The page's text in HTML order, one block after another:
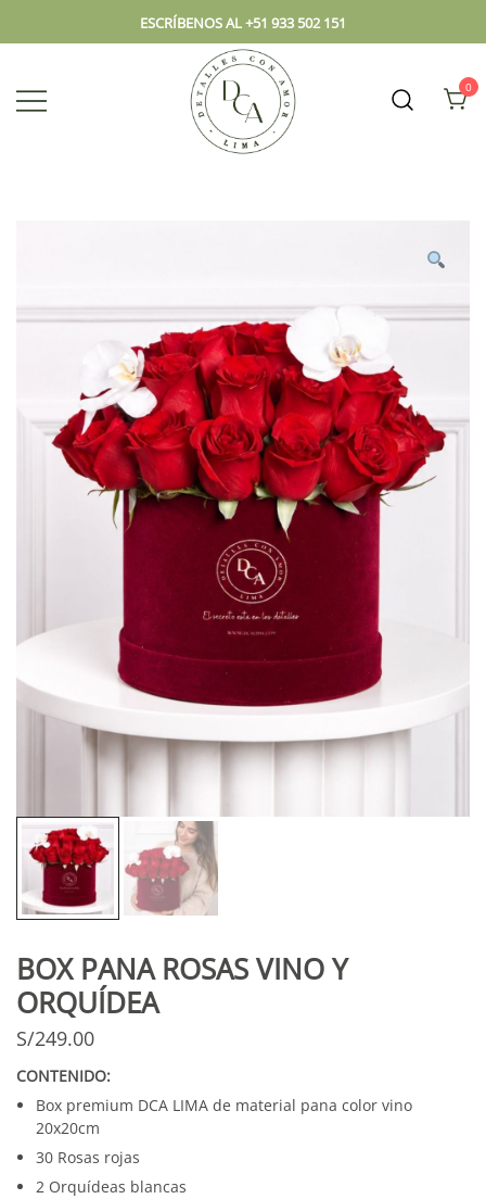
ESCRÍBENOS AL +51 933 502 151
0
BOX PANA ROSAS VINO Y
ORQUÍDEA
S/249.00
CONTENIDO:
Box premium DCA LIMA de material pana color vino
20x20cm
30 Rosas rojas
2 Orquídeas blancas